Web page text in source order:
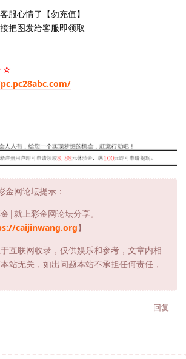
服心情了【勿充值】
把图发给客服即领取
网论坛提示：
|就上彩金网论坛分享。
caijinwang.org】
互联网收录，仅供娱乐和参考，文章内相
站无关，如出问题本站不承担任何责任，
回复